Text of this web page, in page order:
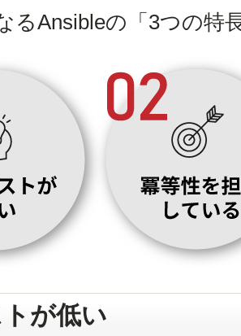
るAnsibleの「3つの特
が低い